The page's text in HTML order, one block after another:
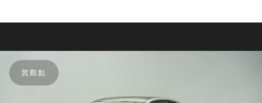
賞觀點